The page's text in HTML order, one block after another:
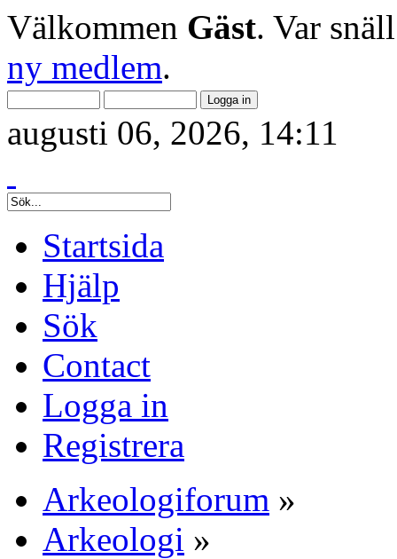
Välkommen Gäst. Var
ny medlem.
augusti 06, 2026, 14:11
Startsida
Hjälp
Sök
Contact
Logga in
Registrera
Arkeologiforum »
Arkeologi »